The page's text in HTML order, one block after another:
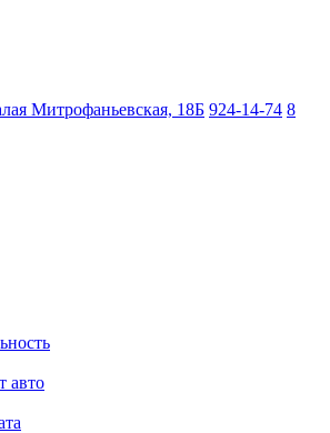
Митрофаньевская, 18Б 924-14-74 8
авто